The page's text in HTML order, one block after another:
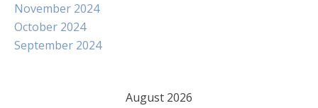
November 2024
October 2024
September 2024
August 2026